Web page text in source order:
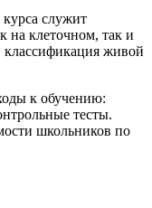
служит
на клеточном, так и
классификация живой
к обучению:
тесты.
школьников по